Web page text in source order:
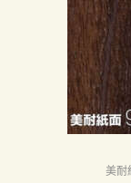
美耐